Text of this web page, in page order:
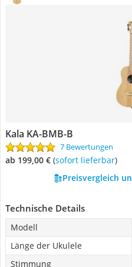
Kala KA-BMB-B
7 Bewertungen
ab 199,00 € ( Sofort lieferbar)
Preisvergleich
Technische Details
Modell
Länge der Ukulele
Stimmung